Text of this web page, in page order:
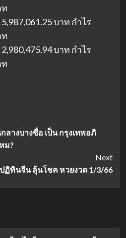
ท
บาท กำไร
ท
บาท กำไร
ท
ลางบางซื่อ เป็น กรุงเทพอภิ
ม?
Next
ปฏิทินจีน ลุ้นโชค หวยงวด 1/3/66